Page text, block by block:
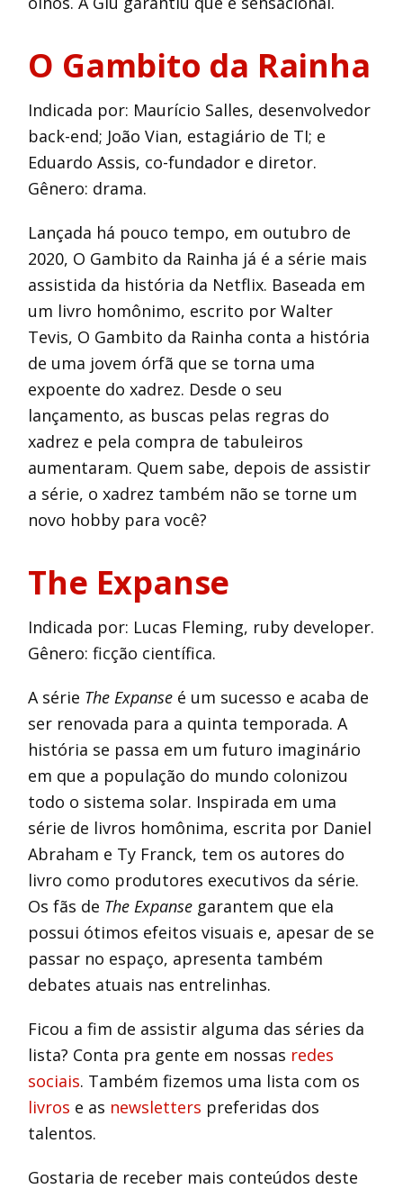
O Gambito da Rainha
Indicada por: Maurício Salles, desenvolvedor
back-end; João Vian, estagiário de TI; e
Eduardo Assis, co-fundador e diretor.
Gênero: drama.
Lançada há pouco tempo, em outubro de
2020, O Gambito da Rainha já é a série mais
assistida da história da Netflix. Baseada em
um livro homônimo, escrito por Walter
Tevis, O Gambito da Rainha conta a história
de uma jovem órfã que se torna uma
expoente do xadrez. Desde o seu
lançamento, as buscas pelas regras do
xadrez e pela compra de tabuleiros
aumentaram. Quem sabe, depois de assistir
a série, o xadrez também não se torne um
novo hobby para você?
The Expanse
Indicada por: Lucas Fleming, ruby developer.
Gênero: ficção científica.
A série The Expanse é um sucesso e acaba de
ser renovada para a quinta temporada. A
história se passa em um futuro imaginário
em que a população do mundo colonizou
todo o sistema solar. Inspirada em uma
série de livros homônima, escrita por Daniel
Abraham e Ty Franck, tem os autores do
livro como produtores executivos da série.
Os fãs de The Expanse garantem que ela
possui ótimos efeitos visuais e, apesar de se
passar no espaço, apresenta também
debates atuais nas entrelinhas.
Ficou a fim de assistir alguma das séries da
lista? Conta pra gente em nossas redes
sociais. Também fizemos uma lista com os
livros e as newsletters preferidas dos
talentos.
Gostaria de receber mais conteúdos deste